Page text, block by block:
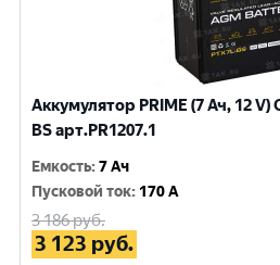
Аккумулятор PRIME (7 Ач, 12 V)
BS арт.PR1207.1
Емкость:7 Ач
Пусковой ток: 170 A
3 186руб.
3 123 руб.